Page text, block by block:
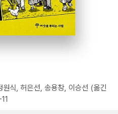
원식, 허은선, 송용창, 이승선 (옮긴